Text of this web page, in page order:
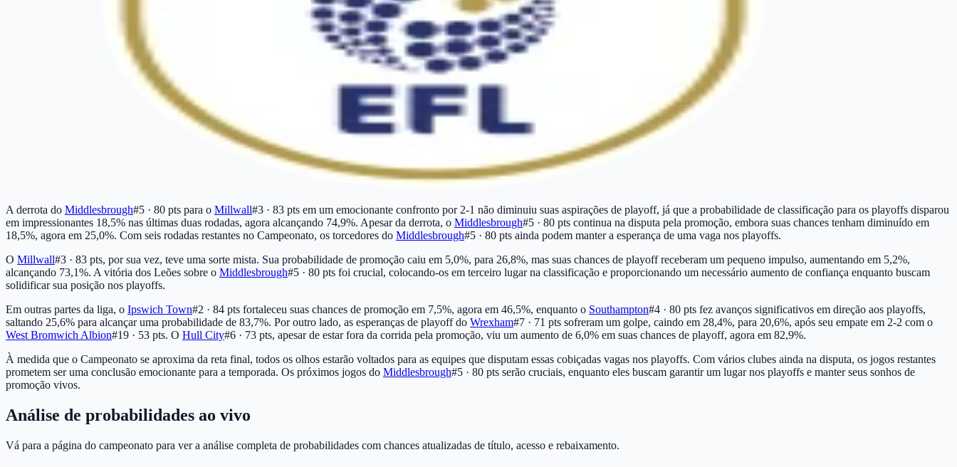
A derrota do Middlesbrough#5 · 80 pts para o Millwall#3 · 83 pts em um emocionante confronto por 2-1 não diminuiu suas aspirações de playoff, já que a probabilidade de classificação para os playoffs disparou
em impressionantes 18,5% nas últimas duas rodadas, agora alcançando 74,9%. Apesar da derrota, o Middlesbrough#5 · 80 pts continua na disputa pela promoção, embora suas chances tenham diminuído em
18,5%, agora em 25,0%. Com seis rodadas restantes no Campeonato, os torcedores do Middlesbrough#5 · 80 pts ainda podem manter a esperança de uma vaga nos playoffs.
O Millwall#3 · 83 pts, por sua vez, teve uma sorte mista. Sua probabilidade de promoção caiu em 5,0%, para 26,8%, mas suas chances de playoff receberam um pequeno impulso, aumentando em 5,2%,
alcançando 73,1%. A vitória dos Leões sobre o Middlesbrough#5 · 80 pts foi crucial, colocando-os em terceiro lugar na classificação e proporcionando um necessário aumento de confiança enquanto buscam
solidificar sua posição nos playoffs.
Em outras partes da liga, o Ipswich Town#2 · 84 pts fortaleceu suas chances de promoção em 7,5%, agora em 46,5%, enquanto o Southampton#4 · 80 pts fez avanços significativos em direção aos playoffs,
saltando 25,6% para alcançar uma probabilidade de 83,7%. Por outro lado, as esperanças de playoff do Wrexham#7 · 71 pts sofreram um golpe, caindo em 28,4%, para 20,6%, após seu empate em 2-2 com o
West Bromwich Albion#19 · 53 pts. O Hull City#6 · 73 pts, apesar de estar fora da corrida pela promoção, viu um aumento de 6,0% em suas chances de playoff, agora em 82,9%.
À medida que o Campeonato se aproxima da reta final, todos os olhos estarão voltados para as equipes que disputam essas cobiçadas vagas nos playoffs. Com vários clubes ainda na disputa, os jogos restantes
prometem ser uma conclusão emocionante para a temporada. Os próximos jogos do Middlesbrough#5 · 80 pts serão cruciais, enquanto eles buscam garantir um lugar nos playoffs e manter seus sonhos de
promoção vivos.
Análise de probabilidades ao vivo
Vá para a página do campeonato para ver a análise completa de probabilidades com chances atualizadas de título, acesso e rebaixamento.